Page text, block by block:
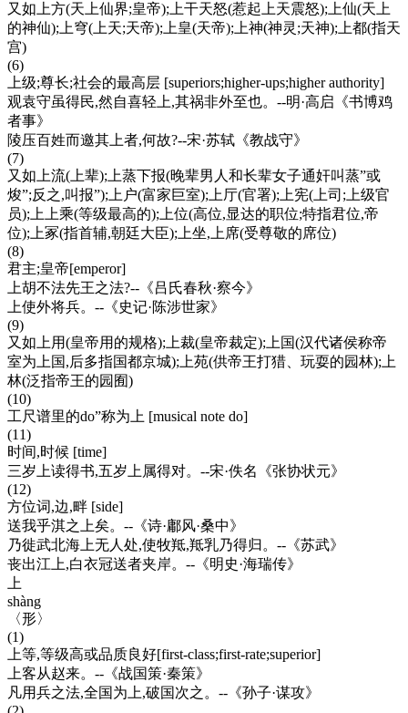
又如上方(天上仙界;皇帝);上干天怒(惹起上天震怒);上仙(天上
的神仙);上穹(上天;天帝);上皇(天帝);上神(神灵;天神);上都(指天
宫)
(6)
上级;尊长;社会的最高层 [superiors;higher-ups;higher authority]
观袁守虽得民,然自喜轻上,其祸非外至也。--明·高启《书博鸡
者事》
陵压百姓而邀其上者,何故?--宋·苏轼《教战守》
(7)
又如上流(上辈);上蒸下报(晚辈男人和长辈女子通奸叫蒸”或
焌”;反之,叫报”);上户(富家巨室);上厅(官署);上宪(上司;上级官
员);上上乘(等级最高的);上位(高位,显达的职位;特指君位,帝
位);上冢(指首辅,朝廷大臣);上坐,上席(受尊敬的席位)
(8)
君主;皇帝[emperor]
上胡不法先王之法?--《吕氏春秋·察今》
上使外将兵。--《史记·陈涉世家》
(9)
又如上用(皇帝用的规格);上裁(皇帝裁定);上国(汉代诸侯称帝
室为上国,后多指国都京城);上苑(供帝王打猎、玩耍的园林);上
林(泛指帝王的园囿)
(10)
工尺谱里的do”称为上 [musical note do]
(11)
时间,时候 [time]
三岁上读得书,五岁上属得对。--宋·佚名《张协状元》
(12)
方位词,边,畔 [side]
送我乎淇之上矣。--《诗·鄘风·桑中》
乃徙武北海上无人处,使牧羝,羝乳乃得归。--《苏武》
丧出江上,白衣冠送者夹岸。--《明史·海瑞传》
上
shàng
〈形〉
(1)
上等,等级高或品质良好[first-class;first-rate;superior]
上客从赵来。--《战国策·秦策》
凡用兵之法,全国为上,破国次之。--《孙子·谋攻》